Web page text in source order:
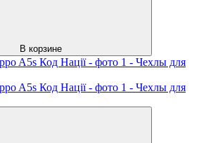
В корзине